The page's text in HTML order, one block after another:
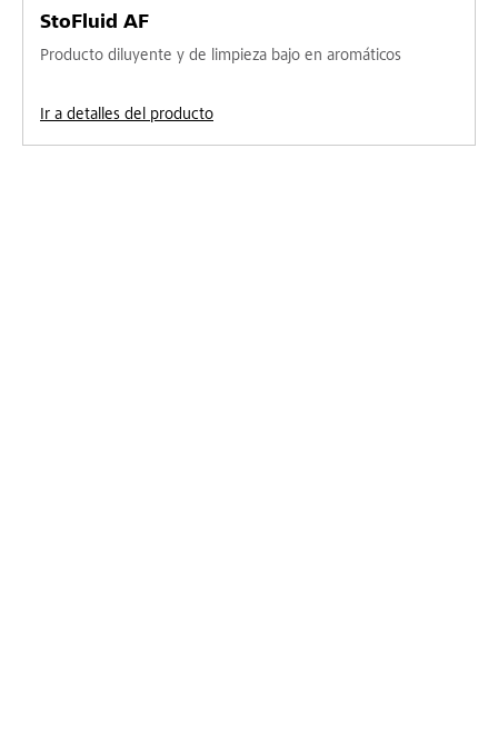
StoFluid AF
Producto diluyente y de limpieza bajo en aromáticos
Ir a detalles del producto